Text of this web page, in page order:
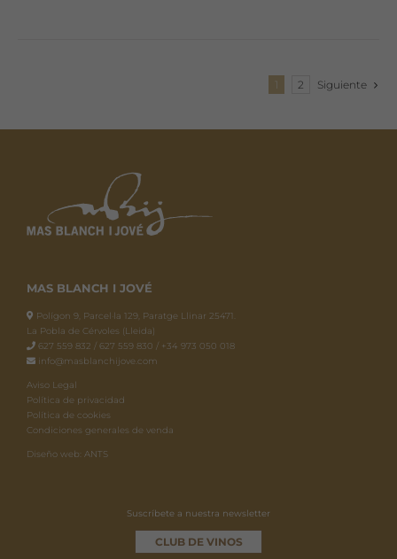
1 2 Siguiente
MAS BLANCH I JOVÉ
Polígon 9, Parcel·la 129, Paratge Llinar 25471.
La Pobla de Cérvoles (Lleida)
627 559 832 / 627 559 830 / +34 973 050 018
info@masblanchijove.com
Aviso Legal
Política de privacidad
Política de cookies
Condiciones generales de venda
Diseño web: ANTS
Suscríbete a nuestra newsletter
CLUB DE VINOS